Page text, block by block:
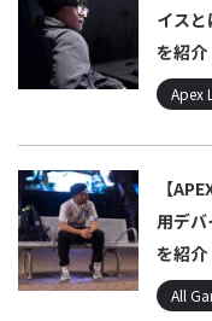
イス
を紹介
Apex
【
用デバ
を紹介
All